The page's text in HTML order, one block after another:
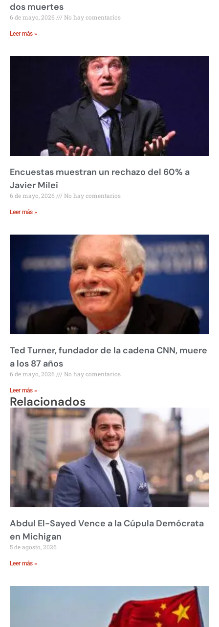
dos muertes
6 de mayo, 2026 No hay comentarios
Leer más »
Encuestas muestran un rechazo del 60% a
Javier Milei
6 de mayo, 2026 No hay comentarios
Leer más »
Ted Turner, fundador de la cadena CNN, muere
a los 87 años
6 de mayo, 2026 No hay comentarios
Leer más »
Relacionados
Abdul El-Sayed Vence a la Cúpula Demócrata
en Michigan
5 de agosto, 2026
Leer más »